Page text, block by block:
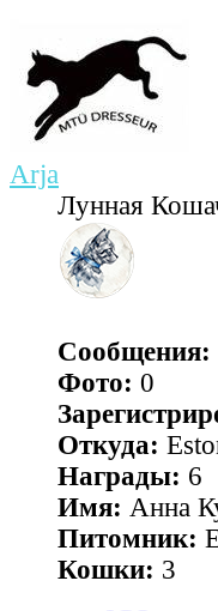
Arja
Лунная
Сообщения:
Фото: 0
Откуда:
Награды: 6
Имя: Анна
Питомник:
Кошки: 3